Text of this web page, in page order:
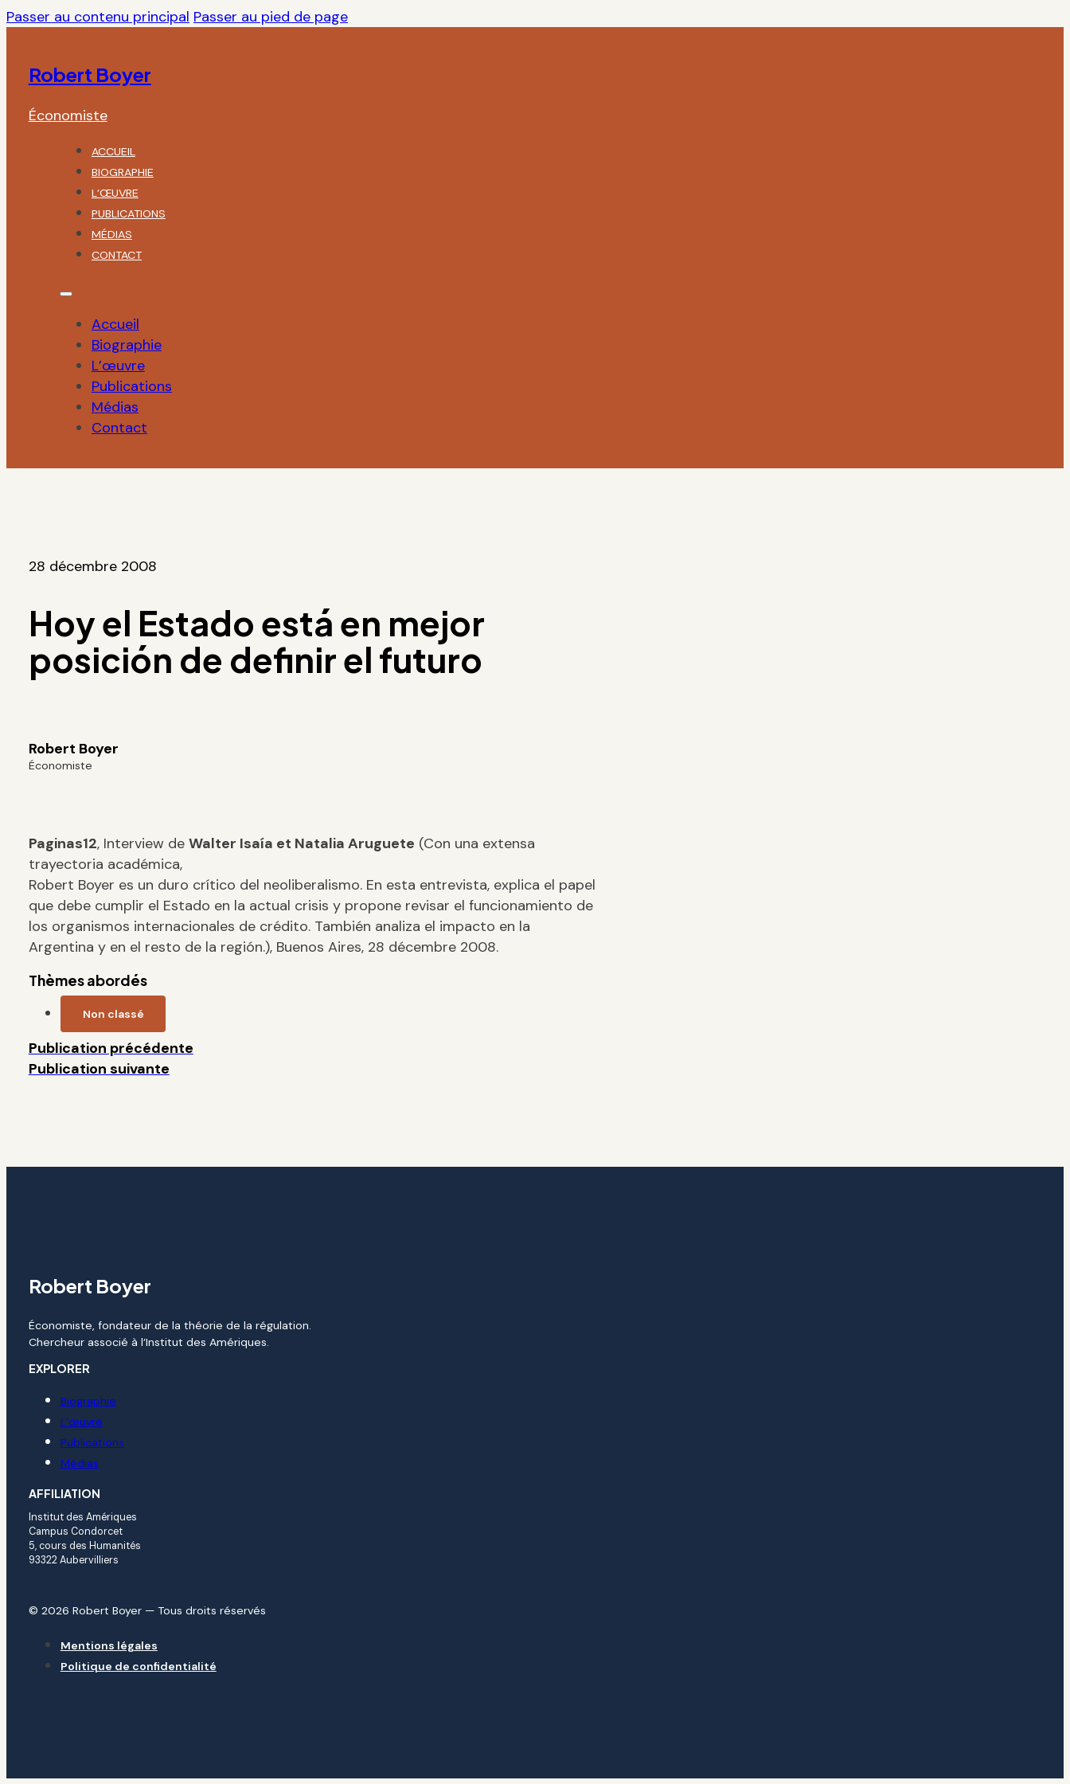
Passer au contenu principal Passer au pied de page
Robert Boyer
Économiste
ACCUEIL
BIOGRAPHIE
L’ŒUVRE
PUBLICATIONS
MÉDIAS
CONTACT
Accueil
Biographie
L’œuvre
Publications
Médias
Contact
28 décembre 2008
Hoy el Estado está en mejor
posición de definir el futuro
Robert Boyer
Économiste
Paginas12, Interview de Walter Isaía et Natalia Aruguete (Con una extensa
trayectoria académica,
Robert Boyer es un duro crítico del neoliberalismo. En esta entrevista, explica el papel
que debe cumplir el Estado en la actual crisis y propone revisar el funcionamiento de
los organismos internacionales de crédito. También analiza el impacto en la
Argentina y en el resto de la región.), Buenos Aires, 28 décembre 2008.
Thèmes abordés
Non classé
Publication précédente
Publication suivante
Robert Boyer
Économiste, fondateur de la théorie de la régulation.
Chercheur associé à l’Institut des Amériques.
EXPLORER
Biographie
L’œuvre
Publications
Médias
AFFILIATION
Institut des Amériques
Campus Condorcet
5, cours des Humanités
93322 Aubervilliers
© 2026 Robert Boyer — Tous droits réservés
Mentions légales
Politique de confidentialité